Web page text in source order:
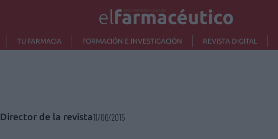
TU FARMACIA FORMACIÓN E INVESTIGACIÓN REVISTA DIGITAL
Director de la revista11/06/2015